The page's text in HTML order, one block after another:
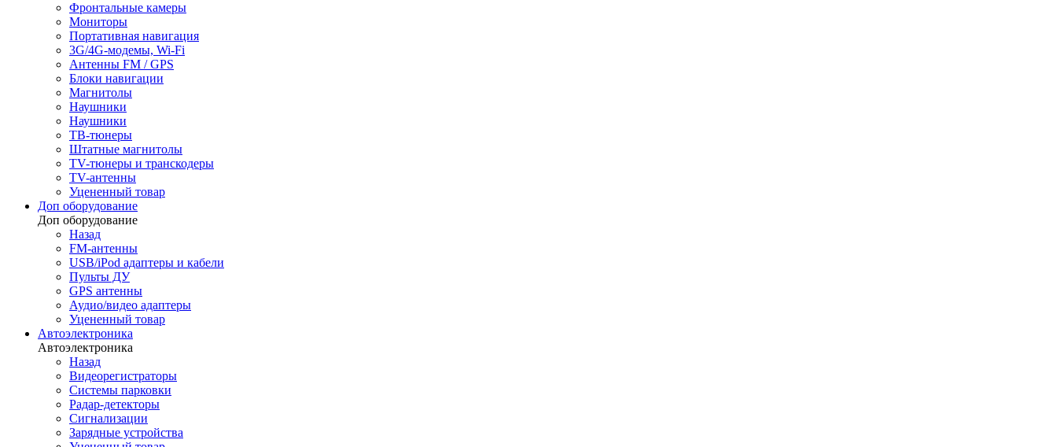
Фронтальные камеры
Мониторы
Портативная навигация
3G/4G-модемы, Wi-Fi
Антенны FM / GPS
Блоки навигации
Магнитолы
Наушники
Наушники
ТВ-тюнеры
Штатные магнитолы
TV-тюнеры и транскодеры
TV-антенны
Уцененный товар
Доп оборудование
Доп оборудование
Назад
FM-антенны
USB/iPod адаптеры и кабели
Пульты ДУ
GPS антенны
Аудио/видео адаптеры
Уцененный товар
Автоэлектроника
Автоэлектроника
Назад
Видеорегистраторы
Системы парковки
Радар-детекторы
Сигнализации
Зарядные устройства